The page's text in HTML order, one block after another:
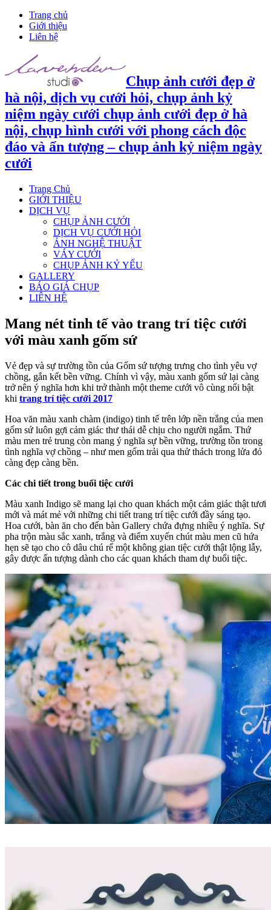
Trang chủ
Giới thiệu
Liên hệ
Chụp ảnh cưới đẹp ở
hà nội, dịch vụ cưới hỏi, chụp ảnh kỷ
niệm ngày cưới chụp ảnh cưới đẹp ở hà
nội, chụp hình cưới với phong cách độc
đáo và ấn tượng – chụp ảnh kỷ niệm ngày
cưới
Trang Chủ
GIỚI THIỆU
DỊCH VỤ
CHỤP ẢNH CƯỚI
DỊCH VỤ CƯỚI HỎI
ẢNH NGHỆ THUẬT
VÁY CƯỚI
CHỤP ẢNH KỶ YẾU
GALLERY
BÁO GIÁ CHỤP
LIÊN HỆ
Mang nét tinh tế vào trang trí tiệc cưới
với màu xanh gốm sứ
Vẻ đẹp và sự trường tồn của Gốm sứ tượng trưng cho tình yêu vợ
chồng, gắn kết bền vững. Chính vì vậy, màu xanh gốm sứ lại càng
trở nên ý nghĩa hơn khi trở thành một theme cưới vô cùng nổi bật
khi trang trí tiệc cưới 2017
Hoa văn màu xanh chàm (indigo) tinh tế trên lớp nền trắng của men
gốm sứ luôn gợi cảm giác thư thái dễ chịu cho người ngắm. Thứ
màu men trẻ trung còn mang ý nghĩa sự bền vững, trường tồn trong
tình nghĩa vợ chồng – như men gốm trải qua thử thách trong lửa đỏ
càng đẹp càng bền.
Các chi tiết trong buổi tiệc cưới
Màu xanh Indigo sẽ mang lại cho quan khách một cảm giác thật tươi
mới và mát mẻ với những chi tiết trang trí tiệc cưới đầy sáng tạo.
Hoa cưới, bàn ăn cho đến bàn Gallery chứa đựng nhiều ý nghĩa. Sự
pha trộn màu sắc xanh, trắng và điểm xuyến chút màu men cũ hứa
hẹn sẽ tạo cho cô dâu chú rể một không gian tiệc cưới thật lộng lẫy,
gây được ấn tượng dành cho các quan khách tham dự buổi tiệc.